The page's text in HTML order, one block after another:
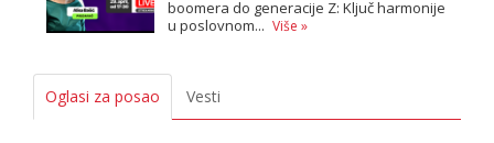
boomera do generacije Z: Ključ harmonije
u poslovnom... Više »
Oglasi za posao Vesti